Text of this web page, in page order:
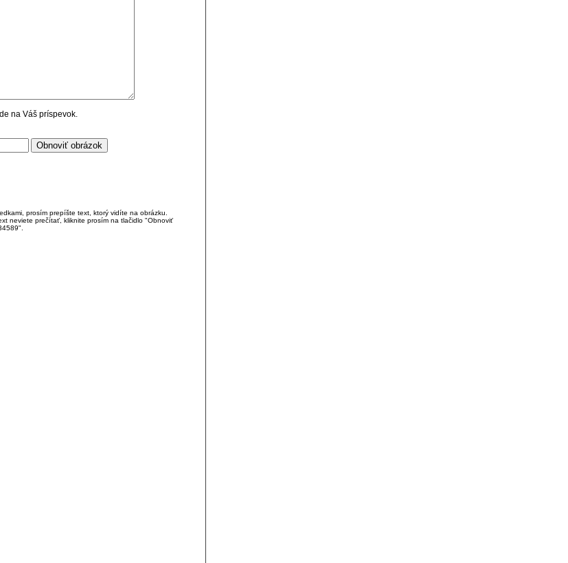
na Váš príspevok.
prosím prepíšte text, ktorý vidíte na obrázku.
neviete prečítať, kliknite prosím na tlačidlo "Obnoviť